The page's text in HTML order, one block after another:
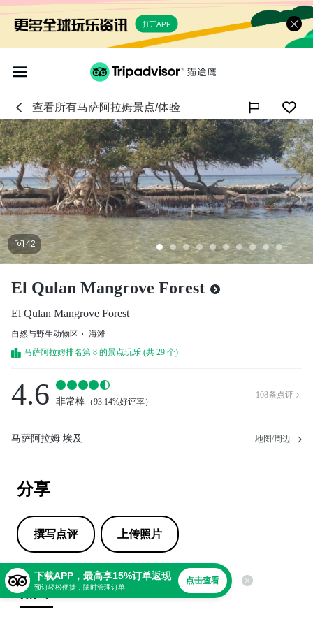
打开APP
查看所有马萨阿拉姆景点/体验
 42
El Qulan Mangrove Forest
El Qulan Mangrove Forest
自然与野生动物区
海滩
马萨阿拉姆排名第 8 的景点玩乐 (共 29 个)
4.6 非常棒 （93.14%好评率）
108条点评 
马萨阿拉姆 埃及 地图/周边
分享
撰写点评 上传照片
点评
下载APP，最高享15%订单返现
预订轻松便捷，随时管理订单
点击查看